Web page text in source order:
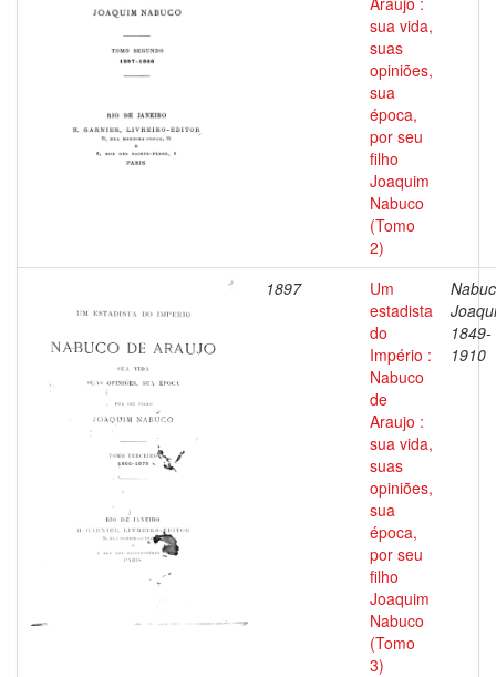
sua vida,
suas
opiniões,
sua
época,
por seu
filho
Joaquim
Nabuco
(Tomo
2)
1897
Um
estadista
do
Império :
Nabuco
de
Araujo :
sua vida,
suas
opiniões,
sua
época,
por seu
filho
Joaquim
Nabuco
(Tomo
3)
1849-
1910